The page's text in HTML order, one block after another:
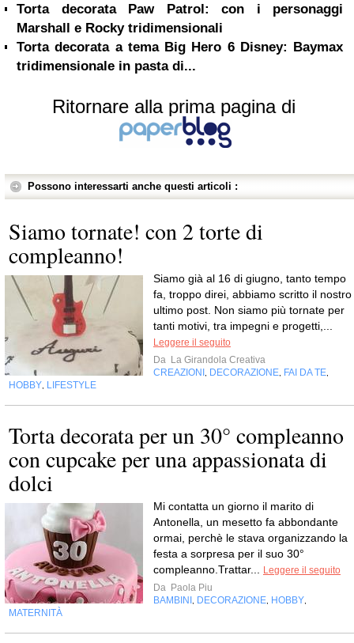
Torta decorata Paw Patrol: con i personaggi
Marshall e Rocky tridimensionali
Torta decorata a tema Big Hero 6 Disney: Baymax
tridimensionale in pasta di...
Ritornare alla prima pagina di
Possono interessarti anche questi articoli :
Siamo tornate! con 2 torte di
compleanno!
Siamo già al 16 di giugno, tanto tempo
fa, troppo direi, abbiamo scritto il nostro
ultimo post. Non siamo più tornate per
tanti motivi, tra impegni e progetti,...
Leggere il seguito
Da La Girandola Creativa
CREAZIONI DECORAZIONE FAI DA TE
HOBBY LIFESTYLE
Torta decorata per un 30° compleanno
con cupcake per una appassionata di
dolci
Mi contatta un giorno il marito di
Antonella, un mesetto fa abbondante
ormai, perchè le stava organizzando la
festa a sorpresa per il suo 30°
compleanno.Trattar...
Leggere il seguito
Da Paola Piu
BAMBINI DECORAZIONE HOBBY
MATERNITÀ